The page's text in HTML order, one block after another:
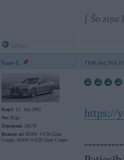
[ Šo ziņu
Tune-L 08. Aug 2024,
Kopš: 12. Jun 2002
No: Rīga
Ziņojumi: 20578
Braucu ar: BMW 4 F36 Gran
Coupe, BMW 4 G26 Gran Coupe
https://